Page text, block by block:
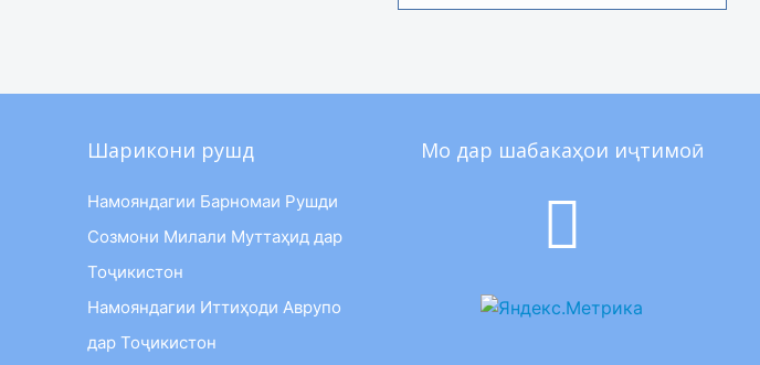
Шарикони рушд
Намояндагии Барномаи Рушди
Созмони Милали Муттаҳид дар
Тоҷикистон
Намояндагии Иттиҳоди Аврупо
дар Тоҷикистон
Мо дар шабакаҳои иҷтимоӣ